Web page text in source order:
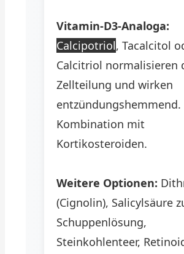
Vitamin-D3-Analoga:
Calcipotriol, Tacalcitol
Calcitriol normalisieren
Zellteilung und wirken
Kombination mit
Kortikosteroiden.
Weitere Optionen:
(Cignolin), Salicylsäure
Schuppenlösung,
Steinkohlenteer,